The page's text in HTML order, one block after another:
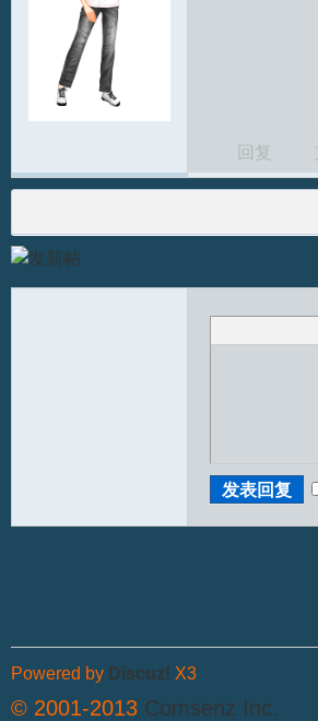
回复
发表回复
Powered by Discuz! X3
© 2001-2013 Comsenz Inc.